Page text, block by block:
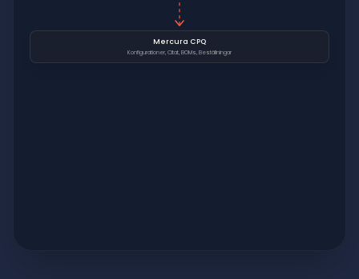
Mercura CPQ
Konfigurationer, Citat, BOMs, Beställningar